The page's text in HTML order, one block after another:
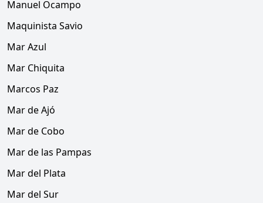
Manuel Ocampo
Maquinista Savio
Mar Azul
Mar Chiquita
Marcos Paz
Mar de Ajó
Mar de Cobo
Mar de las Pampas
Mar del Plata
Mar del Sur